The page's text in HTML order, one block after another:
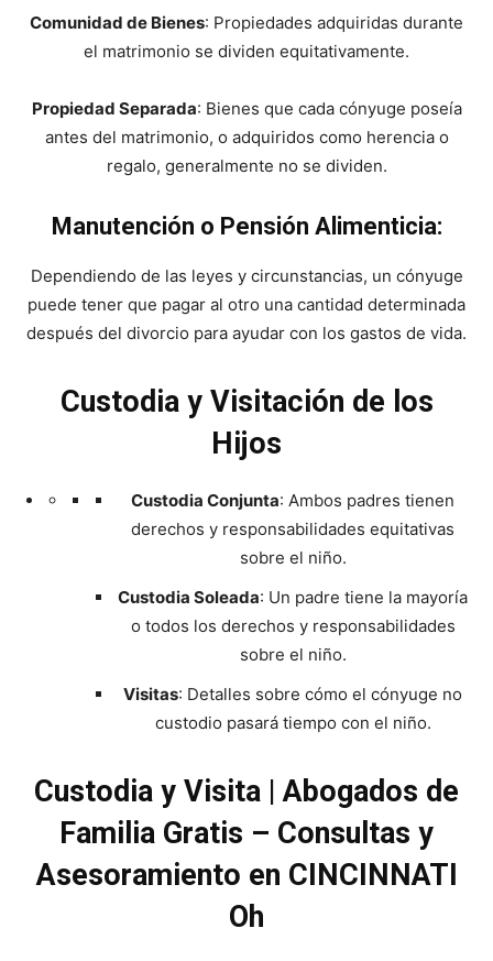
Comunidad de Bienes: Propiedades adquiridas durante
el matrimonio se dividen equitativamente.
Propiedad Separada: Bienes que cada cónyuge poseía
antes del matrimonio, o adquiridos como herencia o
regalo, generalmente no se dividen.
Manutención o Pensión Alimenticia:
Dependiendo de las leyes y circunstancias, un cónyuge
puede tener que pagar al otro una cantidad determinada
después del divorcio para ayudar con los gastos de vida.
Custodia y Visitación de los
Hijos
Custodia Conjunta: Ambos padres tienen
derechos y responsabilidades equitativas
sobre el niño.
Custodia Soleada: Un padre tiene la mayoría
o todos los derechos y responsabilidades
sobre el niño.
Visitas: Detalles sobre cómo el cónyuge no
custodio pasará tiempo con el niño.
Custodia y Visita | Abogados de
Familia Gratis – Consultas y
Asesoramiento en CINCINNATI
Oh